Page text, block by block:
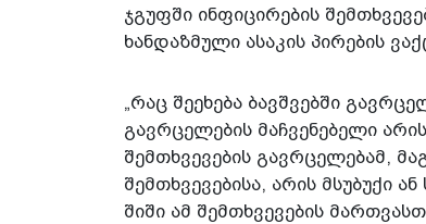
ჯგუფში ინფიცირების
ხანდაზმული ასაკის პირების
„რაც შეეხება ბავშვებში
გავრცელების მაჩვენებელი
შემთხვევების გავრცელებამ,
შემთხვევებისა, არის მსუბუქი
შიში ამ შემთხვევების